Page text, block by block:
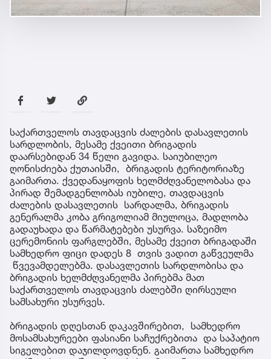
საქართველოს თავდაცვის ძალების დასავლეთის
სარდლობის, მესამე ქვეითი ბრიგადის
დაარსებიდან 34 წელი გავიდა. საიუბილეო
ღონისძიება ქუთაისში, ბრიგადის ტერიტორიაზე
გაიმართა. ქვედანაყოფის ხელმძღვანელობასა და
პირად შემადგენლობას იუბილე, თავდაცვის
ძალების დასავლეთის სარდალმა, ბრიგადის
გენერალმა კობა გრიგოლიამ მიულოცა, მადლობა
გადაუხადა და წარმატებები უსურვა. საზეიმო
ცერემონიის ფარგლებში, მესამე ქვეით ბრიგადაში
სამხედრო ფიცი დადეს 8 თვის ვადით გაწვეულმა
წვევამდელებმა. დასავლეთის სარდლობისა და
ბრიგადის ხელმძღვანელმა პირებმა მათ
საქართველოს თავდაცვის ძალებში ღირსეული
სამსახური უსურვეს.
ბრიგადის დღესთან დაკავშირებით, სამხედრო
მოსამსახურეები ფასიანი საჩუქრებითა და საპატიო
სიგელებით დაჯილდოვდნენ. გაიმართა სამხედრო